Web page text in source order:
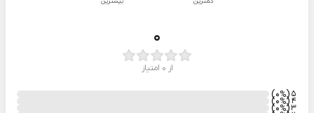
0
از 0 امتیاز
5
(0
%
) 4
(0
%
) 3
(0
%
)